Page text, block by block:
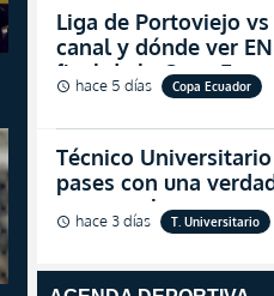
Liga de Portoviejo
canal y dónde ver
final de la Copa
schedule hace 5 días Copa Ecuador
Técnico
pases con una
asegurar la
schedule hace 3 días T. Universitario